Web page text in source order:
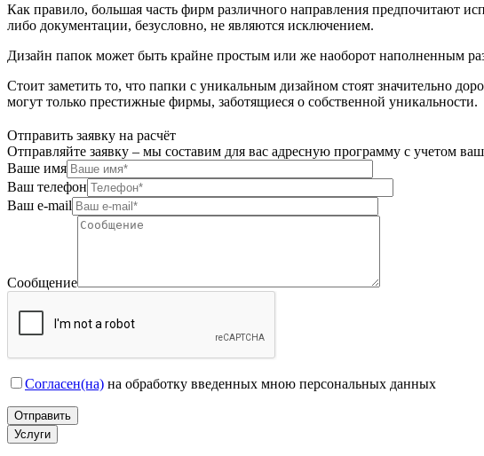
Как правило, большая часть фирм различного направления предпочитают
либо документации, безусловно, не являются исключением.
Дизайн папок может быть крайне простым или же наоборот наполненным
Стоит заметить то, что папки с уникальным дизайном стоят значительно
могут только престижные фирмы, заботящиеся о собственной уникальности.
Отправить заявку на расчёт
Отправляйте заявку – мы составим для вас адресную программу с учетом
Ваше имя
Ваш телефон
Ваш e-mail
Сообщение
Согласен(на) на обработку введенных мною персональных данных
Услуги